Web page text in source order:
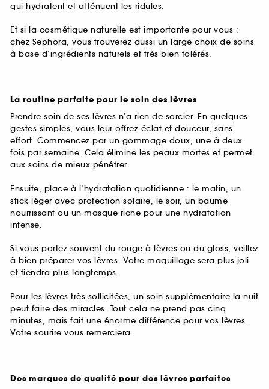
qui hydratent et atténuent les ridules.
Et si la cosmétique naturelle est importante pour vous :
chez Sephora, vous trouverez aussi un large choix de soins
à base d’ingrédients naturels et très bien tolérés.
La routine parfaite pour le soin des lèvres
Prendre soin de ses lèvres n’a rien de sorcier. En quelques
gestes simples, vous leur offrez éclat et douceur, sans
effort. Commencez par un gommage doux, une à deux
fois par semaine. Cela élimine les peaux mortes et permet
aux soins de mieux pénétrer.
Ensuite, place à l’hydratation quotidienne : le matin, un
stick léger avec protection solaire, le soir, un baume
nourrissant ou un masque riche pour une hydratation
intense.
Si vous portez souvent du rouge à lèvres ou du gloss, veillez
à bien préparer vos lèvres. Votre maquillage sera plus joli
et tiendra plus longtemps.
Pour les lèvres très sollicitées, un soin supplémentaire la nuit
peut faire des miracles. Tout cela ne prend pas cinq
minutes, mais fait une énorme différence pour vos lèvres.
Votre sourire vous remerciera.
Des marques de qualité pour des lèvres parfaites